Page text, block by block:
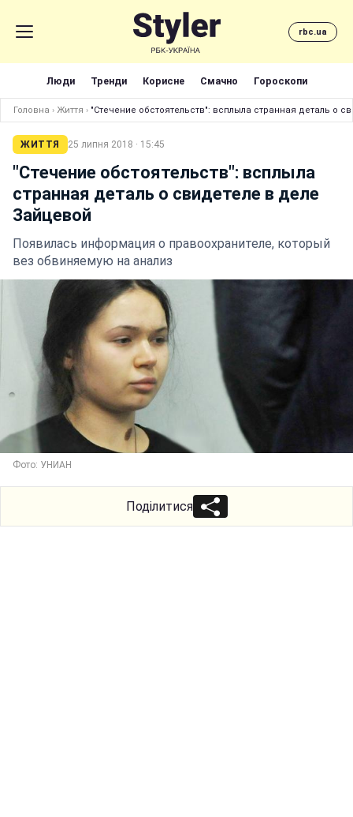
rbc.ua
Люди Тренди Корисне Смачно Гороскопи
Головна › Життя › "Стечение обстоятельств": всплыла странная деталь о
ЖИТТЯ 25 липня 2018 · 15:45
"Стечение обстоятельств": всплыла
странная деталь о свидетеле в деле
Зайцевой
Появилась информация о правоохранителе, который
вез обвиняемую на анализ
Фото: УНИАН
Поділитися